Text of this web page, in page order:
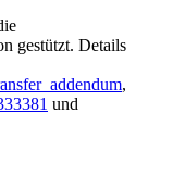
gestützt. Details
,
und